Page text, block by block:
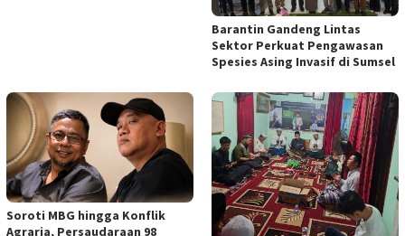
Barantin Gandeng Lintas
Sektor Perkuat Pengawasan
Spesies Asing Invasif di Sumsel
Soroti MBG hingga Konflik
Agraria, Persaudaraan 98